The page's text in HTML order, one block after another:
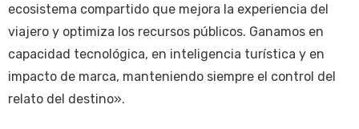
ecosistema compartido que mejora la experiencia del
viajero y optimiza los recursos públicos. Ganamos en
capacidad tecnológica, en inteligencia turística y en
impacto de marca, manteniendo siempre el control del
relato del destino».